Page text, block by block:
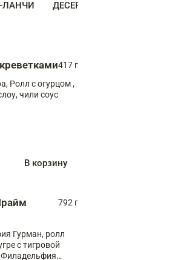
ЛАНЧИ ДЕСЕРТЫ
417 г
Ролл с огурцом ,
чили соус
В корзину
792 г
Гурман, ролл
с тигровой
Филадельфия